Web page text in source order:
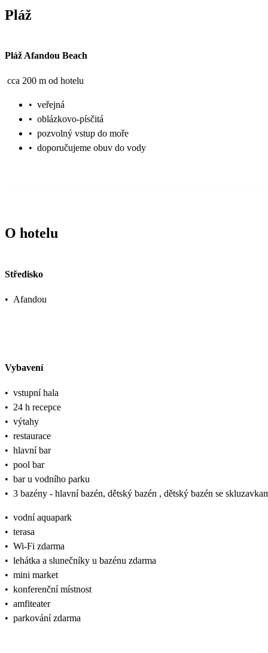
Pláž
Pláž Afandou Beach
cca 200 m od hotelu
• veřejná
• oblázkovo-písčitá
• pozvolný vstup do moře
• doporučujeme obuv do vody
O hotelu
Středisko
• Afandou
Vybavení
• vstupní hala
• 24 h recepce
• výtahy
• restaurace
• hlavní bar
• pool bar
• bar u vodního parku
• 3 bazény - hlavní bazén, dětský bazén , dětský bazén se
• vodní aquapark
• terasa
• Wi-Fi zdarma
• lehátka a slunečníky u bazénu zdarma
• mini market
• konferenční místnost
• amfiteater
• parkování zdarma